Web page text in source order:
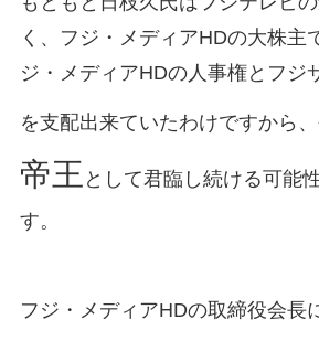
く、フジ・メディアHDの大株主
ジ・メディアHDの人事権とフジ
を支配出来ていたわけですから
帝王 として君臨し続ける可能
す。
フジ・メディアHDの取締役会長